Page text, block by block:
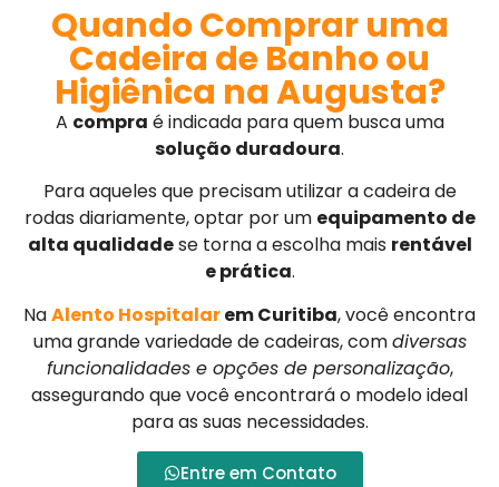
Quando Comprar uma
Cadeira de Banho ou
Higiênica na Augusta?
A compra é indicada para quem busca uma
solução duradoura.
Para aqueles que precisam utilizar a cadeira de
rodas diariamente, optar por um equipamento de
alta qualidadese torna a escolha mais rentável
e prática.
NaAlento Hospitalarem Curitiba, você encontra
uma grande variedade de cadeiras, comdiversas
funcionalidades e opções de personalização,
assegurando que você encontrará o modelo ideal
para as suas necessidades.
Entre em Contato